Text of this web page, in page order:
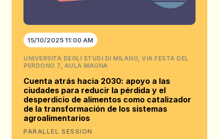
15/10/2025 11:00 AM
UNIVERSITÀ DEGLI STUDI DI MILANO, VIA FESTA DEL
PERDONO 7, AULA MAGNA
Cuenta atrás hacia 2030: apoyo a las
ciudades para reducir la pérdida y el
desperdicio de alimentos como catalizador
de la transformación de los sistemas
agroalimentarios
PARALLEL SESSION